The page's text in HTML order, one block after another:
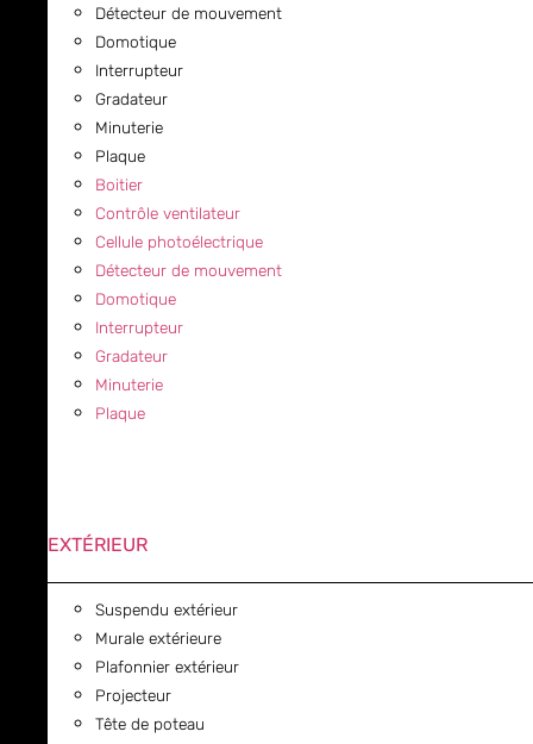
Détecteur de mouvement
Domotique
Interrupteur
Gradateur
Minuterie
Plaque
Boitier
Contrôle ventilateur
Cellule photoélectrique
Détecteur de mouvement
Domotique
Interrupteur
Gradateur
Minuterie
Plaque
EXTÉRIEUR
Suspendu extérieur
Murale extérieure
Plafonnier extérieur
Projecteur
Tête de poteau